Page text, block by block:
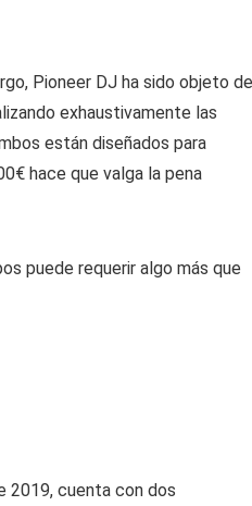
Pioneer DJ ha sido objeto de
exhaustivamente las
están diseñados para
hace que valga la pena
puede requerir algo más que
2019, cuenta con dos